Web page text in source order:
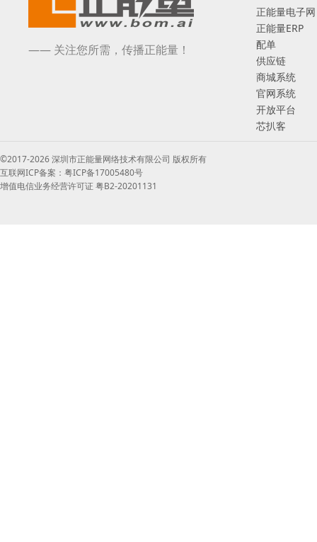
—— 关注您所需，传播正能量！
正能量电子网
正能量ERP
配单
供应链
商城系统
官网系统
开放平台
芯扒客
©2017-2026 深圳市正能量网络技术有限公司 版权所有
互联网ICP备案：粤ICP备17005480号
增值电信业务经营许可证 粤B2-20201131